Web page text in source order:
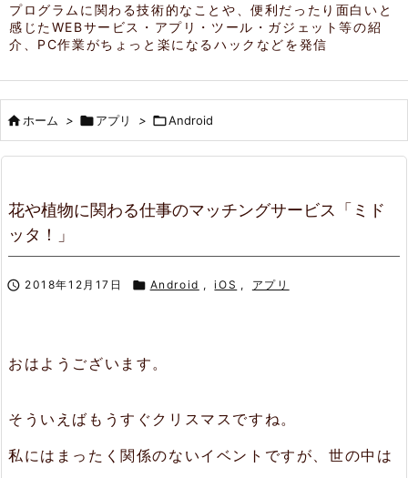
プログラムに関わる技術的なことや、便利だったり面白いと
感じたWEBサービス・アプリ・ツール・ガジェット等の紹
介、PC作業がちょっと楽になるハックなどを発信

次へ
ホーム > アプリ > Android
花や植物に関わる仕事のマッチングサービス「ミド
ッタ！」
 2018年12月17日  Android , iOS , アプリ
おはようございます。
そういえばもうすぐクリスマスですね。
私にはまったく関係のないイベントですが、世の中は